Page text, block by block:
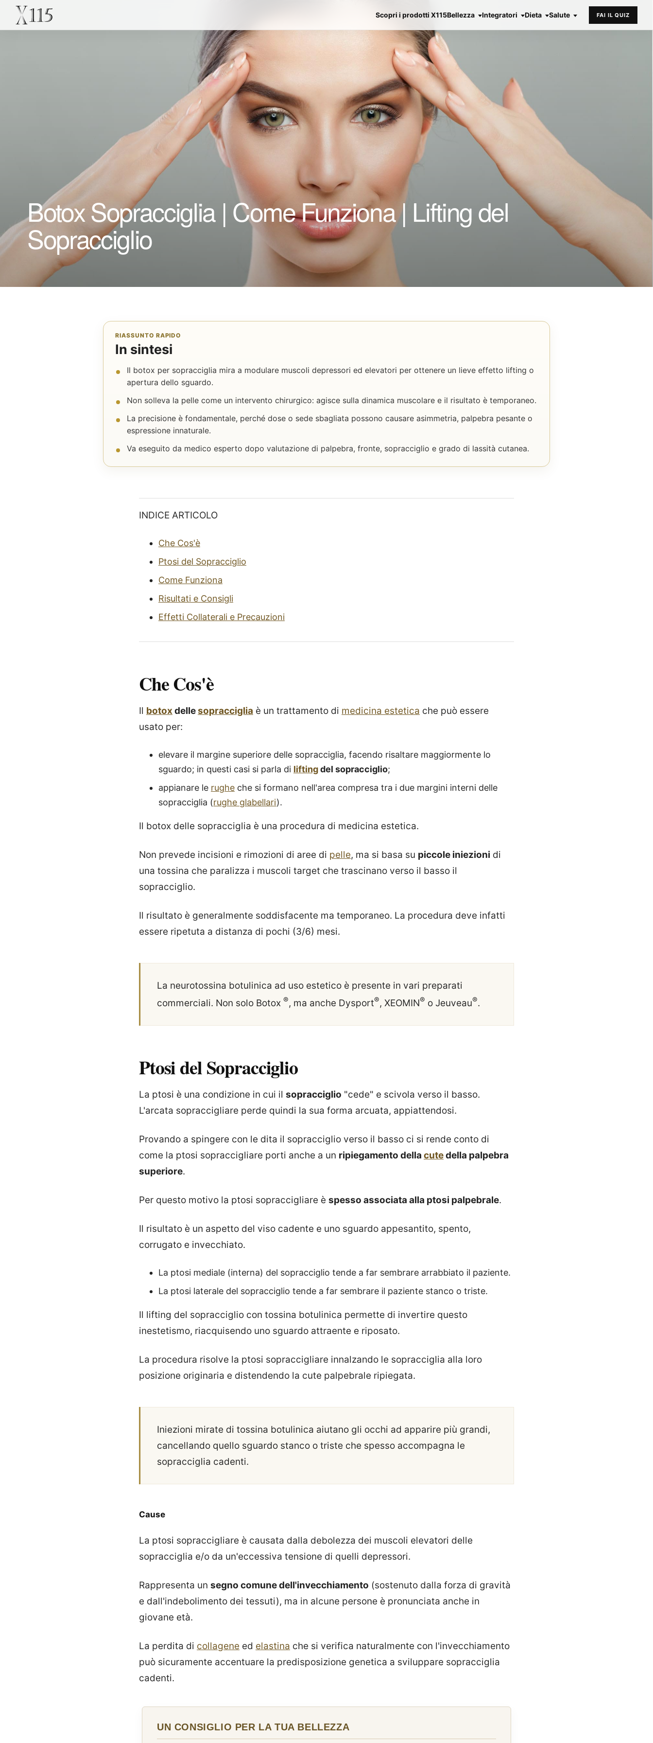
Scopri i prodotti X115Bellezza Integratori Dieta Salute FAI IL QUIZ
Botox Sopracciglia | Come Funziona | Lifting del
Sopracciglio
RIASSUNTO RAPIDO
In sintesi
Il botox per sopracciglia mira a modulare muscoli depressori ed elevatori per ottenere un lieve effetto lifting o
apertura dello sguardo.
Non solleva la pelle come un intervento chirurgico: agisce sulla dinamica muscolare e il risultato è temporaneo.
La precisione è fondamentale, perché dose o sede sbagliata possono causare asimmetria, palpebra pesante o
espressione innaturale.
Va eseguito da medico esperto dopo valutazione di palpebra, fronte, sopracciglio e grado di lassità cutanea.
INDICE ARTICOLO
Che Cos'è
Ptosi del Sopracciglio
Come Funziona
Risultati e Consigli
Effetti Collaterali e Precauzioni
Che Cos'è
Il botoxdellesopracciglia è un trattamento di medicina estetica che può essere
usato per:
elevare il margine superiore delle sopracciglia, facendo risaltare maggiormente lo
sguardo; in questi casi si parla di liftingdel sopracciglio;
appianare le rughe che si formano nell'area compresa tra i due margini interni delle
sopracciglia (rughe glabellari).
Il botox delle sopracciglia è una procedura di medicina estetica.
Non prevede incisioni e rimozioni di aree di pelle, ma si basa su piccole iniezioni di
una tossina che paralizza i muscoli target che trascinano verso il basso il
sopracciglio.
Il risultato è generalmente soddisfacente ma temporaneo. La procedura deve infatti
essere ripetuta a distanza di pochi (3/6) mesi.
La neurotossina botulinica ad uso estetico è presente in vari preparati
commerciali. Non solo Botox ®, ma anche Dysport®, XEOMIN® o Jeuveau®.
Ptosi del Sopracciglio
La ptosi è una condizione in cui il sopracciglio "cede" e scivola verso il basso.
L'arcata sopraccigliare perde quindi la sua forma arcuata, appiattendosi.
Provando a spingere con le dita il sopracciglio verso il basso ci si rende conto di
come la ptosi sopraccigliare porti anche a un ripiegamento della cutedella palpebra
superiore.
Per questo motivo la ptosi sopraccigliare è spesso associata alla ptosi palpebrale.
Il risultato è un aspetto del viso cadente e uno sguardo appesantito, spento,
corrugato e invecchiato.
La ptosi mediale (interna) del sopracciglio tende a far sembrare arrabbiato il paziente.
La ptosi laterale del sopracciglio tende a far sembrare il paziente stanco o triste.
Il lifting del sopracciglio con tossina botulinica permette di invertire questo
inestetismo, riacquisendo uno sguardo attraente e riposato.
La procedura risolve la ptosi sopraccigliare innalzando le sopracciglia alla loro
posizione originaria e distendendo la cute palpebrale ripiegata.
Iniezioni mirate di tossina botulinica aiutano gli occhi ad apparire più grandi,
cancellando quello sguardo stanco o triste che spesso accompagna le
sopracciglia cadenti.
Cause
La ptosi sopraccigliare è causata dalla debolezza dei muscoli elevatori delle
sopracciglia e/o da un'eccessiva tensione di quelli depressori.
Rappresenta un segno comune dell'invecchiamento (sostenuto dalla forza di gravità
e dall'indebolimento dei tessuti), ma in alcune persone è pronunciata anche in
giovane età.
La perdita di collagene ed elastina che si verifica naturalmente con l'invecchiamento
può sicuramente accentuare la predisposizione genetica a sviluppare sopracciglia
cadenti.
UN CONSIGLIO PER LA TUA BELLEZZA